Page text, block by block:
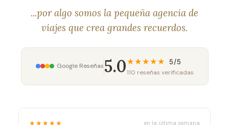
...por algo somos la pequeña agencia de
viajes que crea grandes recuerdos.
Google Reseñas5.0★★★★★ 5/5
110 reseñas verificadas
★★★★★ en la última semana